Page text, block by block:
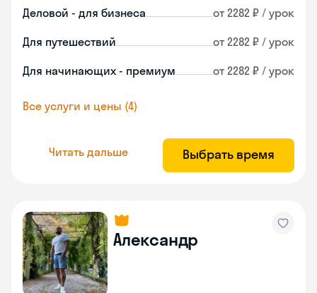
Деловой - для бизнеса от 2282 ₽ / урок
Для путешествий от 2282 ₽ / урок
Для начинающих - премиум от 2282 ₽ / урок
Все услуги и цены (4)
Читать дальше Выбрать время
Александр